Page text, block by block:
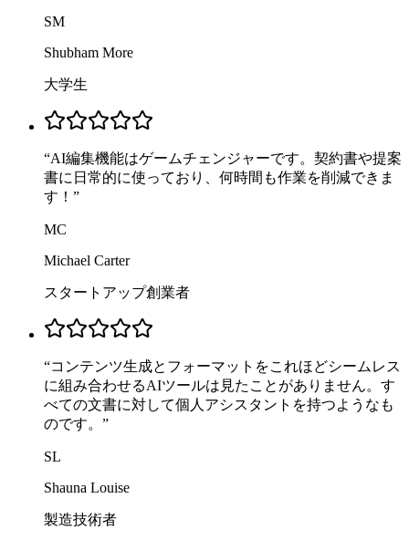
SM
Shubham More
大学生
“AI編集機能はゲームチェンジャーです。契約書や提案
書に日常的に使っており、何時間も作業を削減できま
す！ ”
MC
Michael Carter
スタートアップ創業者
“コンテンツ生成とフォーマットをこれほどシームレス
に組み合わせるAIツールは見たことがありません。す
べての文書に対して個人アシスタントを持つようなも
のです。 ”
SL
Shauna Louise
製造技術者